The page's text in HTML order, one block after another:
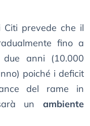
prevede che il
fino a
anni (10.000
poiché i deficit
del rame in
un ambiente